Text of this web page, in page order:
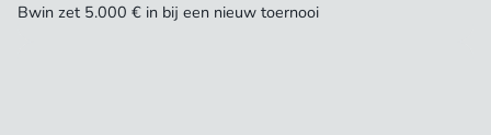
Bwin zet 5.000 € in bij een nieuw toernooi